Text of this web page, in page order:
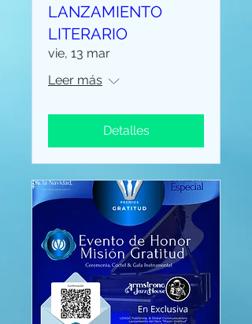
LANZAMIENTO
LITERARIO
vie, 13 mar
Leer más
Detalles